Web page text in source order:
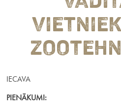
IECAVA
PIENĀKUMI: